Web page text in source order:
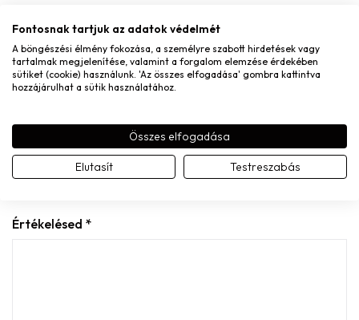
böngészőben a következő hozzászólásomhoz.
A te értékelésed
Értékelésed *
Fontosnak tartjuk az adatok védelmét
A böngészési élmény fokozása, a személyre szabott hirdetések vagy
tartalmak megjelenítése, valamint a forgalom elemzése érdekében
sütiket (cookie) használunk. 'Az összes elfogadása' gombra kattintva
hozzájárulhat a sütik használatához.
Összes elfogadása
Elutasít Testreszabás